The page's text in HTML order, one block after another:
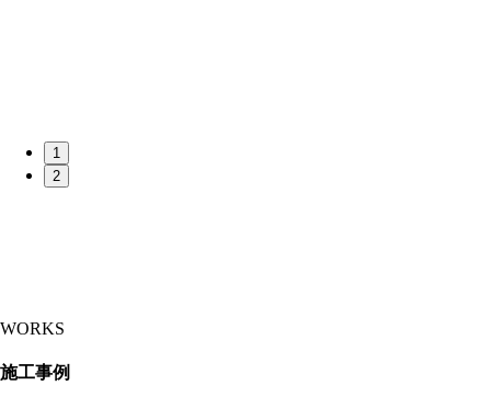
1
2
WORKS
施工事例